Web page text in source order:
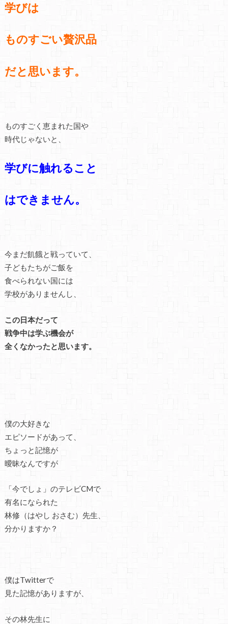
学びは
ものすごい贅沢品
だと思います。
ものすごく恵まれた国や
時代じゃないと、
学びに触れること
はできません。
今まだ飢餓と戦っていて、
子どもたちがご飯を
食べられない国には
学校がありませんし、
この日本だって
戦争中は学ぶ機会が
全くなかったと思います。
僕の大好きな
エピソードがあって、
ちょっと記憶が
曖昧なんですが
「今でしょ」のテレビCMで
有名になられた
林修（はやし おさむ）先生、
分かりますか？
僕はTwitterで
見た記憶がありますが、
その林先生に